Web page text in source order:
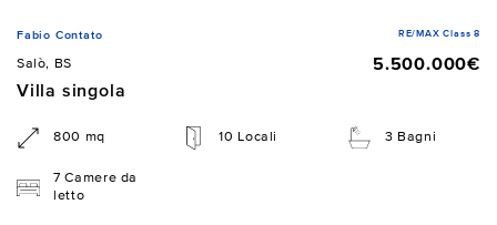
Fabio Contato RE/MAX Class 8
Salò, BS
5.500.000€
Villa singola
800 mq 10 Locali 3 Bagni
7 Camere da
letto